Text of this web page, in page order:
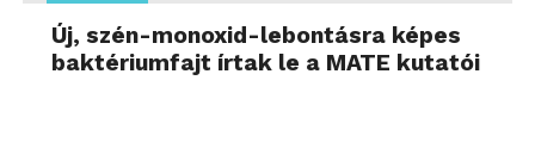
Új, szén-monoxid-lebontásra képes
baktériumfajt írtak le a MATE kutatói